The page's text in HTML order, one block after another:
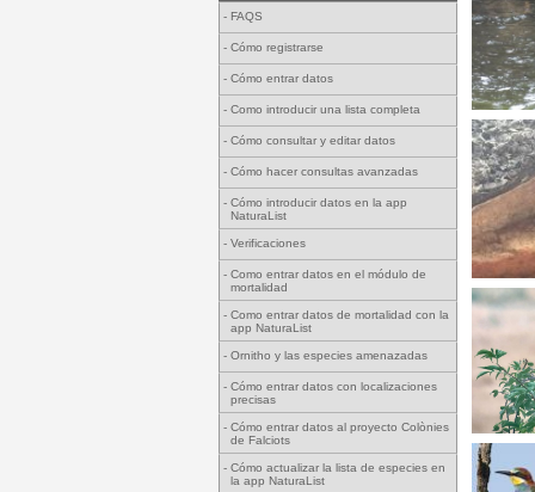
- FAQS
- Cómo registrarse
- Cómo entrar datos
- Como introducir una lista completa
- Cómo consultar y editar datos
- Cómo hacer consultas avanzadas
- Cómo introducir datos en la app
NaturaList
- Verificaciones
- Como entrar datos en el módulo de
mortalidad
- Como entrar datos de mortalidad con la
app NaturaList
- Ornitho y las especies amenazadas
- Cómo entrar datos con localizaciones
precisas
- Cómo entrar datos al proyecto Colònies
de Falciots
- Cómo actualizar la lista de especies en
la app NaturaList